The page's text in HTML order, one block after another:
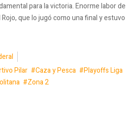
para la victoria. Enorme labor de
que lo jugó como una final y estuvo
Pilar Caza y Pesca
Playoffs Liga
Zona 2